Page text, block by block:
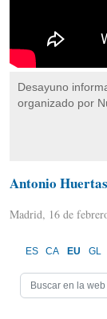
Desayuno
organizado por
Antonio Huertas
Madrid, 16 de
ES CA EU GL